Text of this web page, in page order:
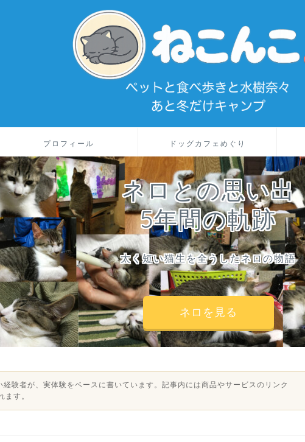
プロフィール ドッグカフェめぐり
ネロとの思い出
5年間の軌跡
太く短い猫生を全うしたネロの物語
ネロを見る
験者が、実体験をベースに書いています。記事内には商品やサービスのリンク
ます。